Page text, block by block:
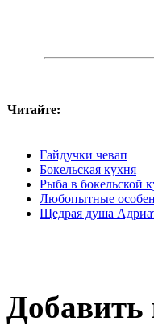
Читайте:
Гайдучки чевап
Бокельская кухня
Рыба в бокельской
Любопытные
Щедрая душа